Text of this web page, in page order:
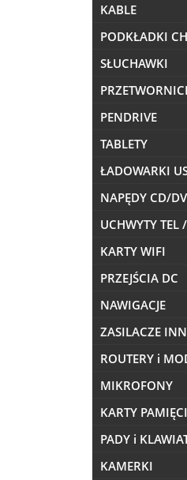
KABLE
PODKŁADKI
SŁUCHAWKI
PENDRIVE
TABLETY
ŁADOWARKI
NAPĘDY CD/
UCHWYTY TEL
KARTY WIFI
PRZEJŚCIA DC
NAWIGACJE
ZASILACZE
ROUTERY i
MIKROFONY
KARTY PAMIĘCI
PADY i
KAMERKI